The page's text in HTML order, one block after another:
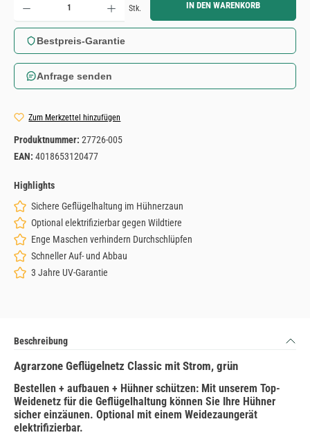
Stk. IN DEN WARENKORB
Bestpreis-Garantie
Anfrage senden
Zum Merkzettel hinzufügen
Produktnummer: 27726-005
EAN: 4018653120477
Highlights
Sichere Geflügelhaltung im Hühnerzaun
Optional elektrifizierbar gegen Wildtiere
Enge Maschen verhindern Durchschlüpfen
Schneller Auf- und Abbau
3 Jahre UV-Garantie
Beschreibung
Agrarzone Geflügelnetz Classic mit Strom, grün
Bestellen + aufbauen + Hühner schützen: Mit unserem Top-
Weidenetz für die Geflügelhaltung können Sie Ihre Hühner
sicher einzäunen. Optional mit einem Weidezaungerät
elektrifizierbar.